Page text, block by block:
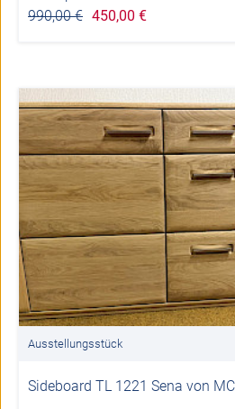
990,00 € 450,00 €
Ausstellungsstück
Sideboard TL 1221 Sena von